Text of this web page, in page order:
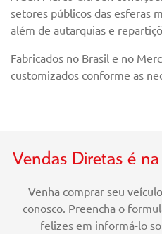
setores públicos das esferas
além de autarquias e
Fabricados no Brasil e no
customizados conforme as
Vendas Diretas é
Venha comprar seu
conosco. Preencha o
felizes em informá-lo